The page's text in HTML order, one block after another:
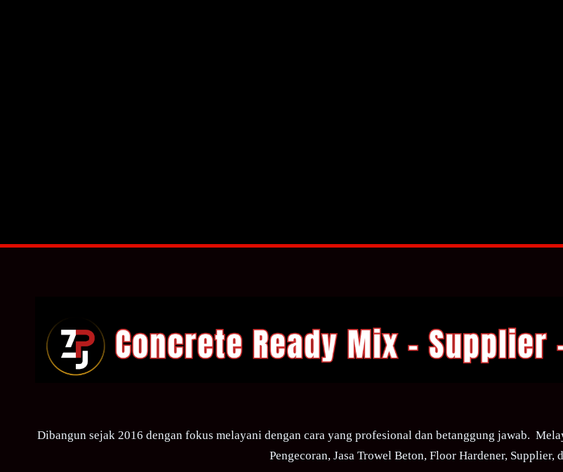
Dibangun sejak 2016 dengan fokus melayani dengan cara yang profesional dan betanggung jawab.
Pengecoran, Jasa Trowel Beton, Floor Hardener, Supplier,